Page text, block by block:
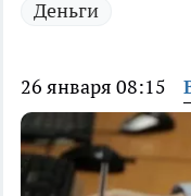
Деньги
26 января 08:15